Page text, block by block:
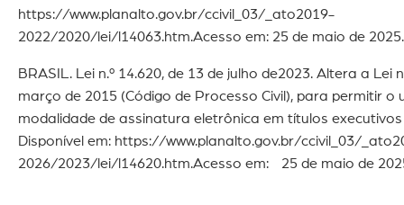
https://www.planalto.gov.br/ccivil_03/_ato2019-
2022/2020/lei/l14063.htm.Acesso em: 25 de maio de 2025.
BRASIL. Lei n.º 14.620, de 13 de julho de2023. Altera a Lei
março de 2015 (Código de Processo Civil), para permitir o
modalidade de assinatura eletrônica em títulos
Disponível em: https://www.planalto.gov.br/ccivil_03/
2026/2023/lei/l14620.htm.Acesso em: 25 de maio de